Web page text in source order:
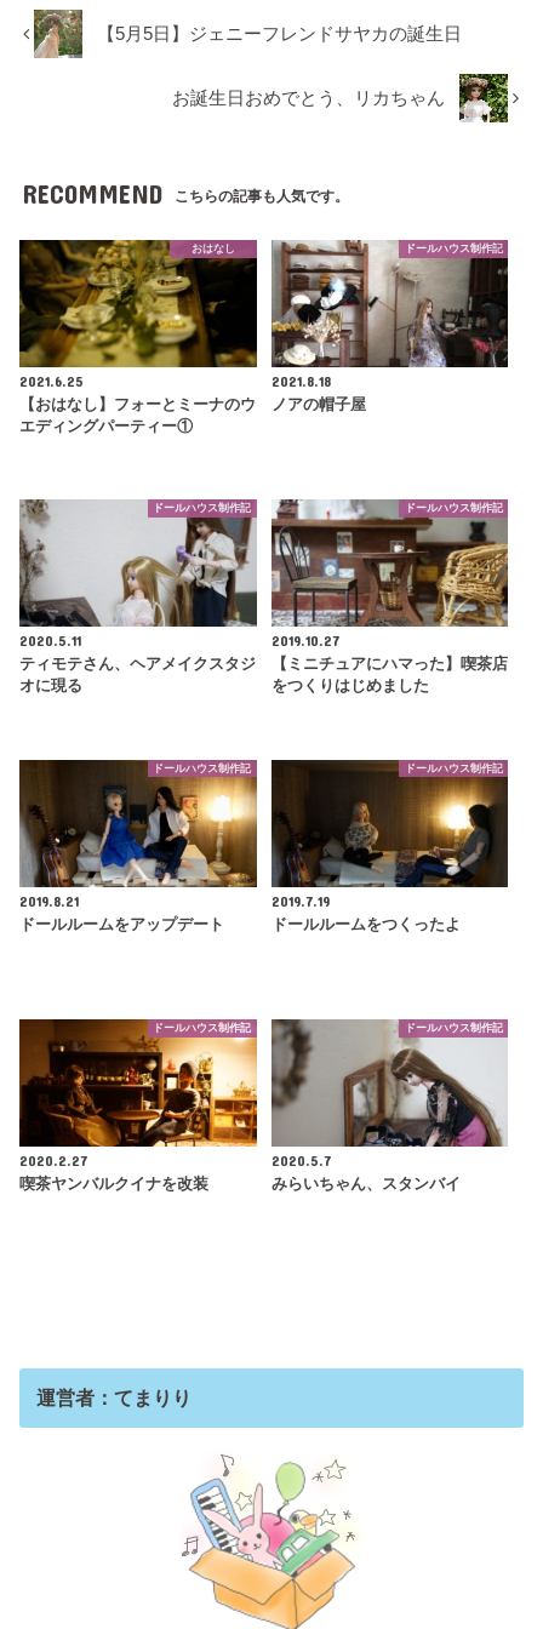
【5月5日】ジェニーフレンドサヤカの誕生日
お誕生日おめでとう、リカちゃん
RECOMMEND こちらの記事も人気です。
おはなし
2021.6.25
【おはなし】フォーとミーナのウ
エディングパーティー①
ドールハウス制作記
2021.8.18
ノアの帽子屋
ドールハウス制作記
2020.5.11
ティモテさん、ヘアメイクスタジ
オに現る
ドールハウス制作記
2019.10.27
【ミニチュアにハマった】喫茶店
をつくりはじめました
ドールハウス制作記
2019.8.21
ドールルームをアップデート
ドールハウス制作記
2019.7.19
ドールルームをつくったよ
ドールハウス制作記
2020.2.27
喫茶ヤンバルクイナを改装
ドールハウス制作記
2020.5.7
みらいちゃん、スタンバイ
運営者：てまりり